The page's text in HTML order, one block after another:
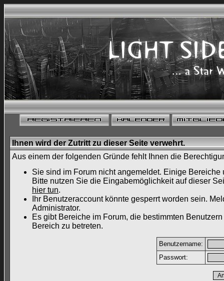
Ihnen wird der Zutritt zu dieser Seite verwehrt.
Aus einem der folgenden Gründe fehlt Ihnen die
Sie sind im Forum nicht angemeldet. Einige
Bitte nutzen Sie die Eingabemöglichkeit auf dieser
hier tun.
Ihr Benutzeraccount könnte gesperrt worden sein.
Administrator.
Es gibt Bereiche im Forum, die bestimmten
Bereich zu betreten.
Benutzername:
Passwort: